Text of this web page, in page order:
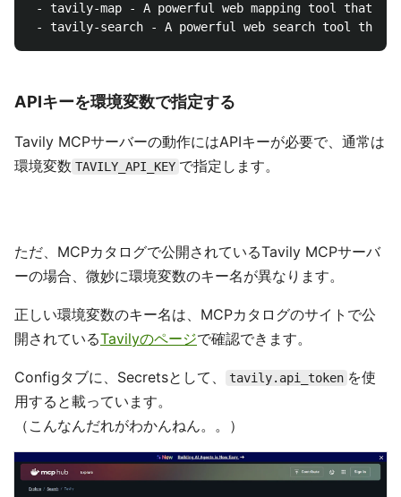
- tavily-map - A powerful web mapping tool that
APIキーを環境変数で指定する
Tavily MCPサーバーの動作にはAPIキーが必要で、通常は
環境変数 TAVILY_API_KEY で指定します。
ただ、MCPカタログで公開されているTavily MCPサーバ
ーの場合、微妙に環境変数のキー名が異なります。
正しい環境変数のキー名は、MCPカタログのサイトで公
開されているTavilyのページで確認できます。
Configタブに、Secretsとして、 tavily.api_token を使
用すると載っています。
（こんなんだれがわかんねん。。）